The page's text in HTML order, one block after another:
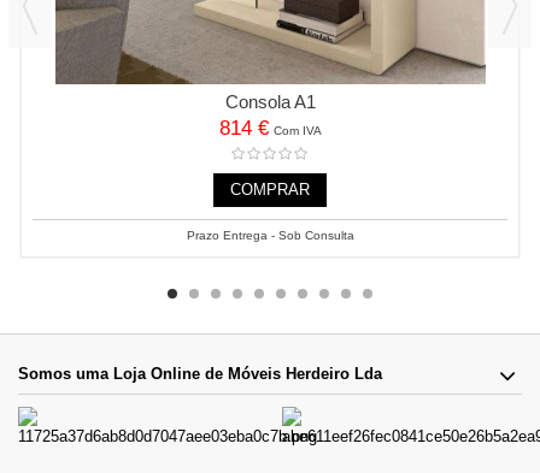
Consola A1
814 € Com IVA
COMPRAR
Prazo Entrega - Sob Consulta
Somos uma Loja Online de Móveis Herdeiro Lda